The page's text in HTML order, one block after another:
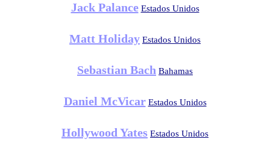
Jack Palance Estados Unidos
Matt Holiday Estados Unidos
Sebastian Bach Bahamas
Daniel McVicar Estados Unidos
Hollywood Yates Estados Unidos